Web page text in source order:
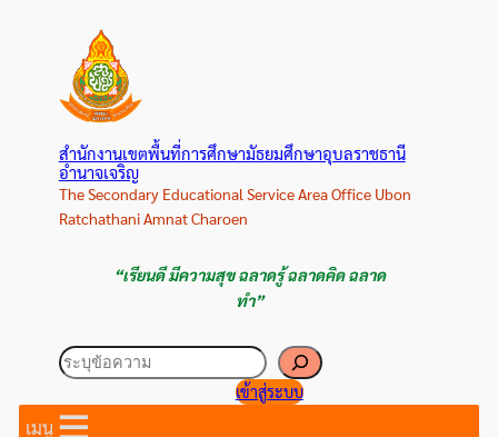
สำนักงานเขตพื้นที่การศึกษามัธยมศึกษาอุบลราชธานี
อำนาจเจริญ
The Secondary Educational Service Area Office Ubon
Ratchathani Amnat Charoen
“เรียนดี มีความสุข ฉลาดรู้ ฉลาดคิด ฉลาด
ทำ”
ค้นหา
เข้าสู่ระบบ
เมนู